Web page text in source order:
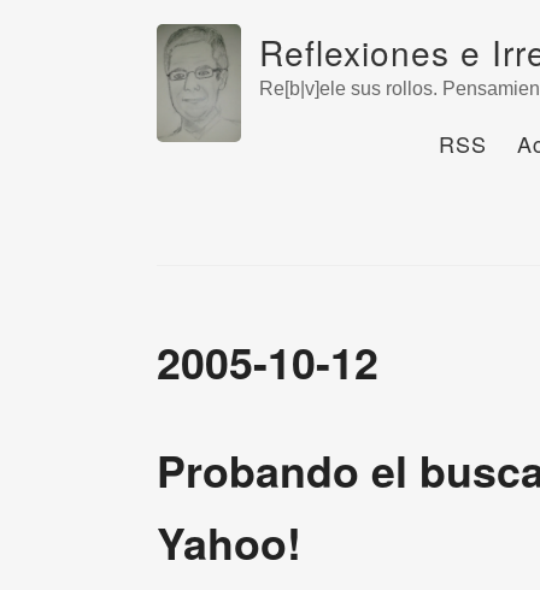
Reflexiones e
Re[b|v]ele sus rollos.
RSS
2005-10-12
Probando el
Yahoo!